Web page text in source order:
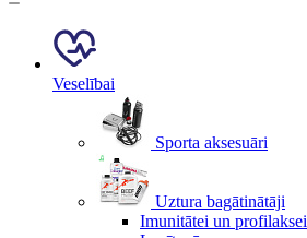
Veselībai
Sporta aksesuāri
Uztura bagātinātāji
Imunitātei un profilaksei